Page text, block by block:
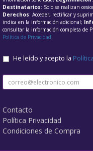
Destinatarios: Solo se realizan
Derechos: Acceder, rectificar y
indica en la información adicional;
consultar la información completa de
Política de Privacidad.
He leído y acepto la
Contacto
Política Privacidad
Condiciones de Compra